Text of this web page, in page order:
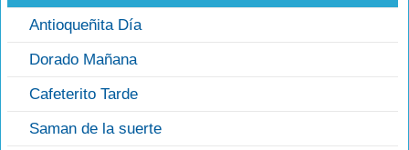
Antioqueñita Día
Dorado Mañana
Cafeterito Tarde
Saman de la suerte